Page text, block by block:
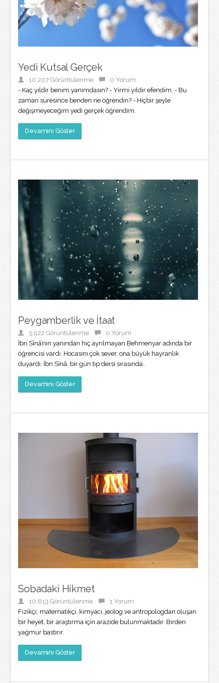
Yedi Kutsal Gerçek
10.207 Görüntülenme
0 Yorum
- Kaç yıldır benim yanımdasın? - Yirmi yıldır efendim. - Bu
zaman süresince benden ne öğrendin? - Hiçbir şeyle
değişmeyeceğim yedi gerçek öğrendim.
Devamını Göster
Peygamberlik ve İtaat
5.922 Görüntülenme
0 Yorum
İbn Sînâ’nın yanından hiç ayrılmayan Behmenyar adında bir
öğrencisi vardı. Hocasını çok sever, ona büyük hayranlık
duyardı. İbn Sînâ, bir gün tıp dersi sırasında..
Devamını Göster
Sobadaki Hikmet
10.613 Görüntülenme
1 Yorum
Fizikçi, matematikçi, kimyacı, jeolog ve antropologdan oluşan
bir heyet, bir araştırma için arazide bulunmaktadır. Birden
yağmur bastırır.
Devamını Göster